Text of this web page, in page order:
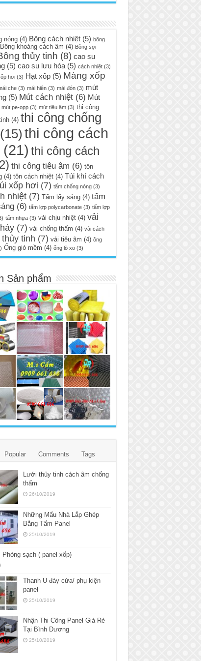
nóng(4) Bông cách nhiệt(5) bông
Bông khoáng cách âm (4) Bông sợi
thủy tinh (8) cao su
(5) cao su lưu hóa(5) cách nhiệt(3)
hơi(3) Hạt xốp(5) Màng xốp
che(3) mái hiên(3) mái đón(3) mút
(5) Mút cách nhiệt(6) Mút
mút pe-opp(3) mút tiêu âm(3) thi công
(4) thi công chống
(15) thi công cách
thi công cách
thi công tiêu âm (6) tôn
(4) tôn cách nhiệt(4) Túi khí cách
xốp hơi (7) tấm chống nóng(3)
nhiệt(7) Tấm lấy sáng(4) tấm
(6) tấm lợp polycarbonate(3) tấm lợp
tấm nhựa(3) vải chịu nhiệt(4) vải
(7) vải chống thấm (4) vải cách
tinh (7) vải tiêu âm (4) ông
Ống gió mềm (4) ống lò xo(3)
Sản phẩm
Popular Comments Tags
Lưới thủy tinh cách âm chống
thấm
26/10/2019
Những Mẩu Nhà Lắp Ghép
Bằng Tấm Panel
25/10/2019
Phòng sạch ( panel xốp)
Thanh U đáy cửa/ phụ kiện
panel
25/10/2019
Nhận Thi Công Panel Giá Rẻ
Tại Bình Dương
25/10/2019